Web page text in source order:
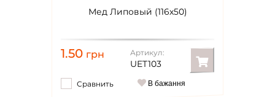
Мед Липовый (116х50)
1.50 грн Артикул:
UET103
Сравнить В бажання